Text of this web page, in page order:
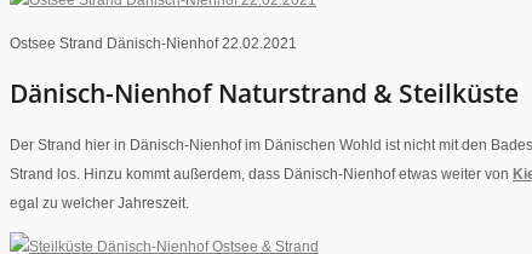
Ostsee Strand Dänisch-Nienhof 22.02.2021
Dänisch-Nienhof Naturstrand & Steilküste
Der Strand hier in Dänisch-Nienhof im Dänischen Wohld ist nicht mit den
Strand los. Hinzu kommt außerdem, dass Dänisch-Nienhof etwas weiter von
egal zu welcher Jahreszeit.